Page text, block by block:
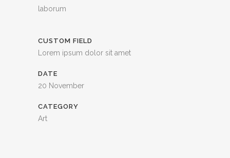
laborum
CUSTOM FIELD
Lorem ipsum dolor sit amet
DATE
20 November
CATEGORY
Art